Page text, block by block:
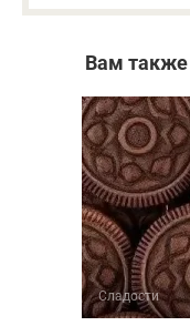
Вам
Сладости